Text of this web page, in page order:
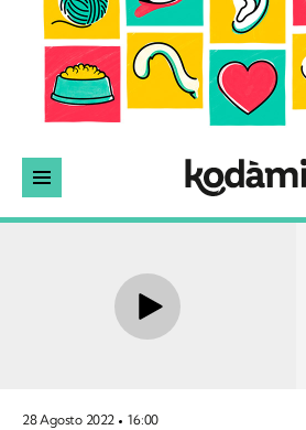
28 Agosto 2022 16:00